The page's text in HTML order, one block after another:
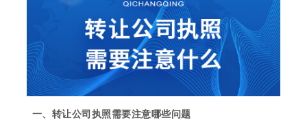
一、转让公司执照需要注意哪些问题